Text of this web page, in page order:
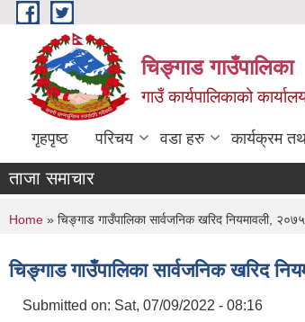
Skip to main content
चिङ्गाड गाउँपालिका
गाउँ कार्यपालिकाको
गृहपृष्ठ परिचय वडा हरु कार्यक्रम
ताजा समाचार
You are here
Home » चिङ्गाड गाउँपालिका सार्वजनिक खरिद नियमावली,
चिङ्गाड गाउँपालिका सार्वजनिक खरिद
Submitted on: Sat, 07/09/2022 - 08:16